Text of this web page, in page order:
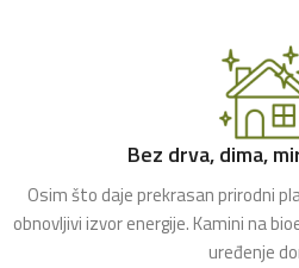
Bez drva, dima,
Osim što daje prekrasan prirodni
obnovljivi izvor energije. Kamini na
uređenje